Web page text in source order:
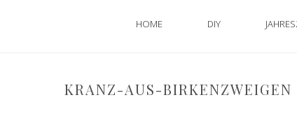
HOME DIY
KRANZ-AUS-BIRKENZWEIGEN